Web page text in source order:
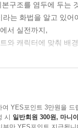
구조를 염두에 두는
라는 화법을 알고 있어
서 실전까지,
와 캐릭터에 맞춰 배
용까지
있어요!
YES포인트 3만원을 드
시 일반회원 300원, 마니